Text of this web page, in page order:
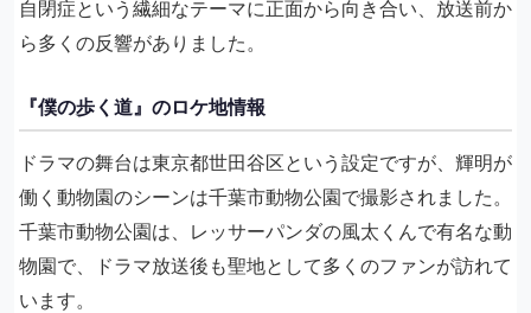
自閉症という繊細なテーマに正面から向き合い、放送前か
ら多くの反響がありました。
『僕の歩く道』のロケ地情報
ドラマの舞台は東京都世田谷区という設定ですが、輝明が
働く動物園のシーンは千葉市動物公園で撮影されました。
千葉市動物公園は、レッサーパンダの風太くんで有名な動
物園で、ドラマ放送後も聖地として多くのファンが訪れて
います。